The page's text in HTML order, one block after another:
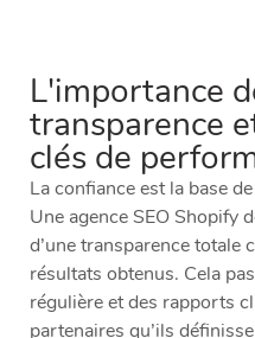
L'importance
transparence
clés de
La confiance est la base
Une agence SEO Shopify
d’une transparence totale
résultats obtenus. Cela
régulière et des rapports
partenaires qu’ils